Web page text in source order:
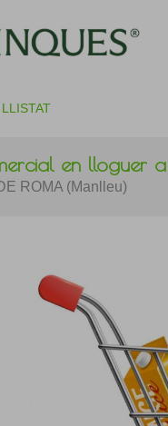
en lloguer
ROMA (Manlleu)